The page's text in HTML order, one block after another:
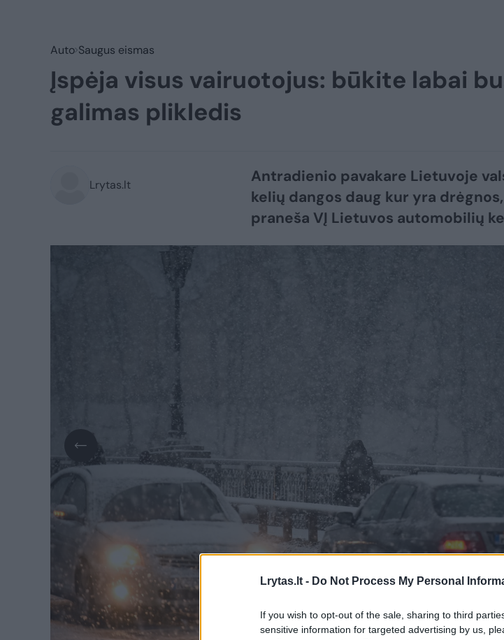
Lrytas.lt - Do Not Process My Personal
If you wish to opt-out of the sale, sharing to third
sensitive information for targeted advertising by us,
Auto Saugus eismas
Įspėja visus vairuotojus: būkite labai
galimas plikledis
Lrytas.lt
Antradienio pavakare Lietuvoje
kelių dangos daug kur yra
praneša VĮ Lietuvos automobilių